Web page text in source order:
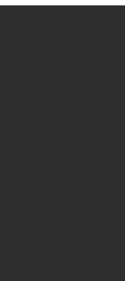
Youtube